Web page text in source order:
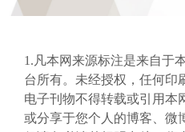
1.凡本网来源标注是来自于
台所有。未经授权，任何印
电子刊物不得转载或引用本
或分享于您个人的博客、微